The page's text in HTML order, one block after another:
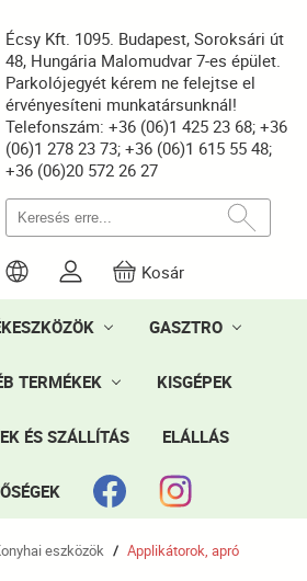
Écsy Kft. 1095. Budapest, Soroksári út
48, Hungária Malomudvar 7-es épület.
Parkolójegyét kérem ne felejtse el
érvényesíteni munkatársunknál!
Telefonszám: +36 (06)1 425 23 68; +36
(06)1 278 23 73; +36 (06)1 615 55 48;
+36 (06)20 572 26 27
Kosár
GASZTRO
TERMÉKEK KISGÉPEK
ÉS SZÁLLÍTÁS ELÁLLÁS
eszközök / Applikátorok, apró